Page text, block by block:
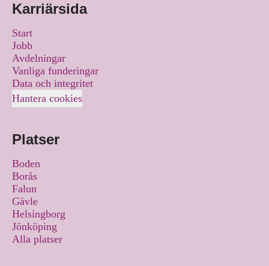
Karriärsida
Start
Jobb
Avdelningar
Vanliga funderingar
Data och integritet
Hantera cookies
Platser
Boden
Borås
Falun
Gävle
Helsingborg
Jönköping
Alla platser